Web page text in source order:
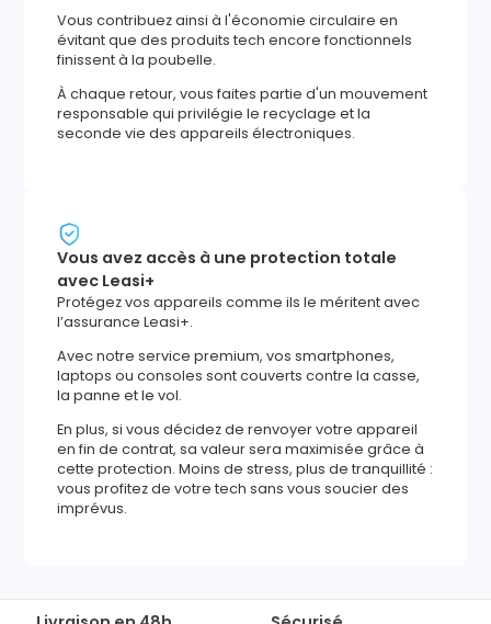
Vous contribuez ainsi à l'économie circulaire en
évitant que des produits tech encore fonctionnels
finissent à la poubelle.
À chaque retour, vous faites partie d'un mouvement
responsable qui privilégie le recyclage et la
seconde vie des appareils électroniques.
Vous avez accès à une protection totale
avec Leasi+
Protégez vos appareils comme ils le méritent avec
l’assurance Leasi+.
Avec notre service premium, vos smartphones,
laptops ou consoles sont couverts contre la casse,
la panne et le vol.
En plus, si vous décidez de renvoyer votre appareil
en fin de contrat, sa valeur sera maximisée grâce à
cette protection. Moins de stress, plus de tranquillité :
vous profitez de votre tech sans vous soucier des
imprévus.